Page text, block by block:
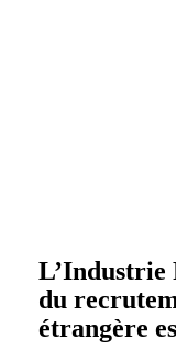
L’Industrie
du
étrangère